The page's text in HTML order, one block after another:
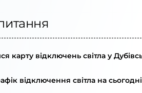
карту відключень світла у
відключення світла на